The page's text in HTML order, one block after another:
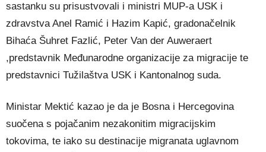
sastanku su prisustvovali i ministri MUP-a USK i
zdravstva Anel Ramić i Hazim Kapić, gradonačelnik
Bihaća Šuhret Fazlić, Peter Van der Auweraert
,predstavnik Međunarodne organizacije za migracije te
predstavnici Tužilaštva USK i Kantonalnog suda.
Ministar Mektić kazao je da je Bosna i Hercegovina
suočena s pojačanim nezakonitim migracijskim
tokovima, te iako su destinacije migranata uglavnom